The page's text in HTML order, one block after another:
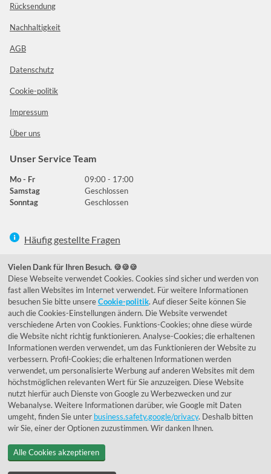
Rücksendung
Nachhaltigkeit
AGB
Datenschutz
Cookie-politik
Impressum
Über uns
Unser Service Team
Mo - Fr
09:00 - 17:00
Samstag
Geschlossen
Sonntag
Geschlossen
Häufig gestellte Fragen
039292 - 678215
de@lumidora.com
FacebookInstagram
Kundenmeinungen
Exzellent - eKomi.de
© 1955 - 2026 Lumidora
Vielen Dank für Ihren Besuch. 🍪🍪🍪
Diese Webseite verwendet Cookies. Cookies sind sicher und werden von
fast allen Websites im Internet verwendet. Für weitere Informationen
besuchen Sie bitte unsereCookie-politik. Auf dieser Seite können Sie
auch die Cookies-Einstellungen ändern. Die Website verwendet
verschiedene Arten von Cookies. Funktions-Cookies; ohne diese würde
die Website nicht richtig funktionieren. Analyse-Cookies; die erhaltenen
Informationen werden verwendet, um das Funktionieren der Website zu
verbessern. Profil-Cookies; die erhaltenen Informationen werden
verwendet, um personalisierte Werbung auf anderen Websites mit dem
höchstmöglichen relevanten Wert für Sie anzuzeigen. Diese Website
nutzt hierfür auch Dienste von Google zu Werbezwecken und zur
Webanalyse. Weitere Informationen darüber, wie Google mit Daten
umgeht, finden Sie unter business.safety.google/privacy. Deshalb bitten
wir Sie, einer der Optionen zuzustimmen. Wir danken Ihnen.
Alle Cookies akzeptieren